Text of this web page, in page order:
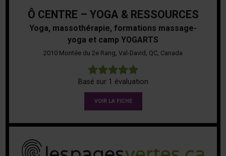
Ô CENTRE – YOGA & RESSOURCES
Yoga, massothérapie, formations massage-
yoga et camp YOGARTS
2010 Montée du 2e Rang, Val-David, QC, Canada
Basé sur 1 évaluation
VOIR LA FICHE